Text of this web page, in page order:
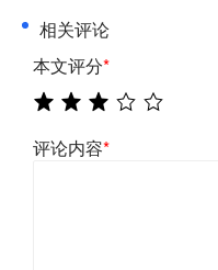
相关评论
本文评分*
评论内容*